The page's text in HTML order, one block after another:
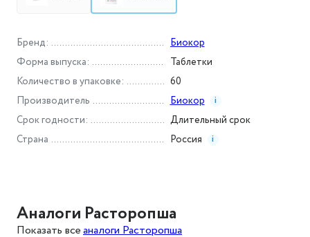
Бренд :
Биокор
Форма выпуска :
Таблетки
Количество в упаковке :
60
Производитель
Биокор i
Срок годности :
Длительный срок
Страна
Россия i
Аналоги Расторопша
Показать все аналоги Расторопша